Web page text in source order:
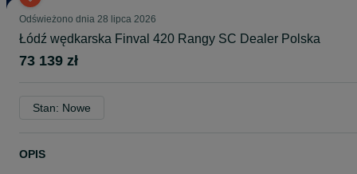
Odświeżono dnia 28 lipca 2026
Łódź wędkarska Finval 420 Rangy SC Dealer Polska
73 139 zł
Stan: Nowe
OPIS